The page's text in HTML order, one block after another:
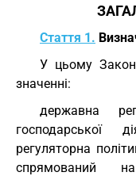
Стаття 1.
У цьому
значенні:
державна
господарської
регуляторна
спрямований